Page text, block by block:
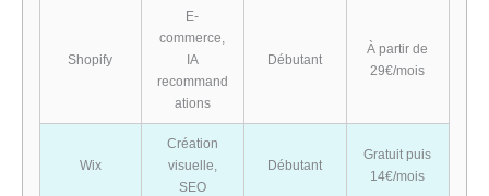
Shopify
E-
commerce,
IA
recommand
ations
Débutant
À partir de
29€/mois
Wix
Création
visuelle,
SEO
Débutant
Gratuit puis
14€/mois